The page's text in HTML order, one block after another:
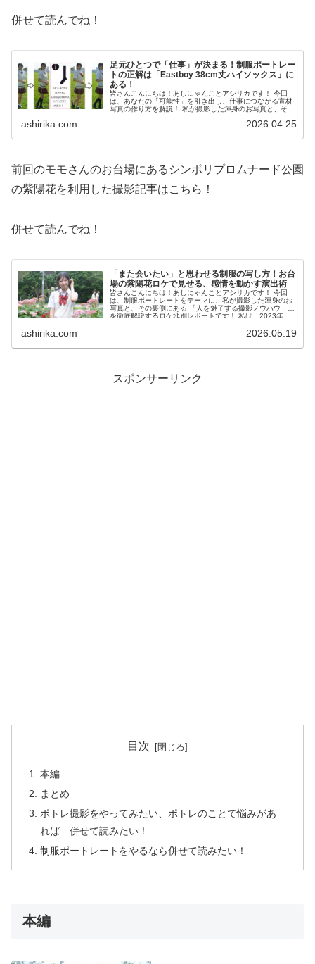
併せて読んでね！
足元ひとつで「仕事」が決まる！制服ポートレー
トの正解は「Eastboy 38cm丈ハイソックス」に
ある！
皆さんこんにちは！あしにゃんことアシリカです！ 今回
は、あなたの「可能性」を引き出し、仕事につながる宣材
写真の作り方を解説！ 私が撮影した渾身のお写真と、その
ashirika.com 2026.04.25
前回のモモさんのお台場にあるシンボリプロムナード公園
の紫陽花を利用した撮影記事はこちら！
併せて読んでね！
「また会いたい」と思わせる制服の写し方！お台
場の紫陽花ロケで見せる、感情を動かす演出術
皆さんこんにちは！あしにゃんことアシリカです！ 今回
は、制服ポートレートをテーマに、私が撮影した渾身のお
写真と、その裏側にある 「人を魅了する撮影ノウハウ」
を徹底解説するロケ地別レポートです！ 私は、2023年
ashirika.com 2026.05.19
スポンサーリンク
目次
本編
まとめ
ポトレ撮影をやってみたい、ポトレのことで悩みがあ
れば 併せて読みたい！
制服ポートレートをやるなら併せて読みたい！
本編